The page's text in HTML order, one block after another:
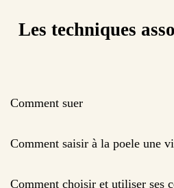
Les techniques
Comment suer
Comment saisir à la poele une
Comment choisir et utiliser ses